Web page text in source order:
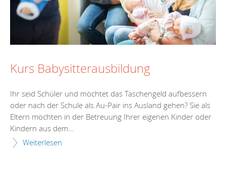
Kurs Babysitterausbildung
Ihr seid Schüler und möchtet das Taschengeld aufbessern
oder nach der Schule als Au-Pair ins Ausland gehen? Sie als
Eltern möchten in der Betreuung Ihrer eigenen Kinder oder
Kindern aus dem...
Weiterlesen